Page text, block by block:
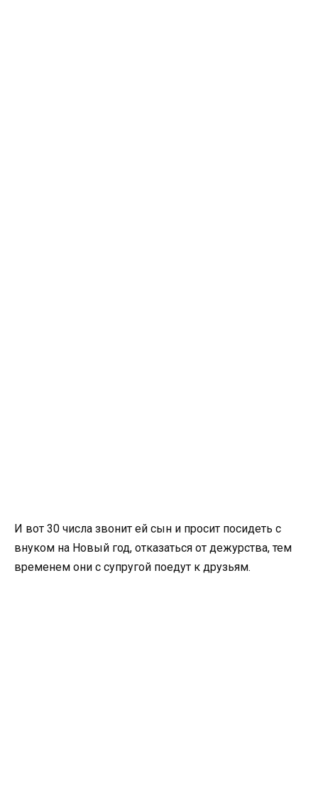
И вот 30 числа звонит ей сын и просит посидеть с
внуком на Новый год, отказаться от дежурства, тем
временем они с супругой поедут к друзьям.